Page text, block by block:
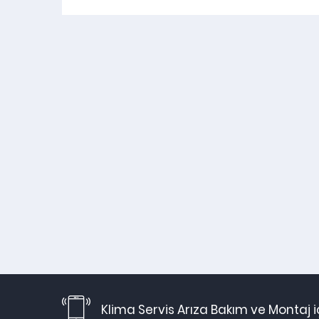
Klima Servis Arıza Bakım ve Montaj